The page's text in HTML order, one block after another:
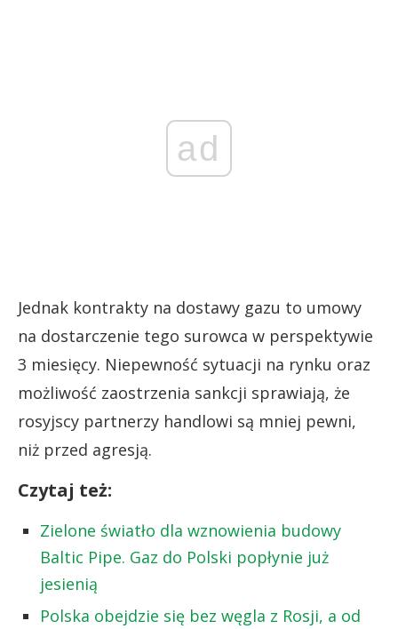
ad
Jednak kontrakty na dostawy gazu to umowy
na dostarczenie tego surowca w perspektywie
3 miesięcy. Niepewność sytuacji na rynku oraz
możliwość zaostrzenia sankcji sprawiają, że
rosyjscy partnerzy handlowi są mniej pewni,
niż przed agresją.
Czytaj też:
Zielone światło dla wznowienia budowy
Baltic Pipe. Gaz do Polski popłynie już
jesienią
Polska obejdzie się bez węgla z Rosji, a od